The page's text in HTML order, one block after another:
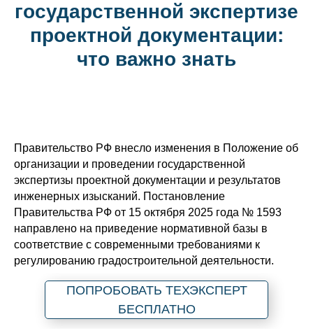
государственной экспертизе
проектной документации:
что важно знать
Правительство РФ внесло изменения в Положение об
организации и проведении государственной
экспертизы проектной документации и результатов
инженерных изысканий. Постановление
Правительства РФ от 15 октября 2025 года № 1593
направлено на приведение нормативной базы в
соответствие с современными требованиями к
регулированию градостроительной деятельности.
ПОПРОБОВАТЬ ТЕХЭКСПЕРТ
БЕСПЛАТНО